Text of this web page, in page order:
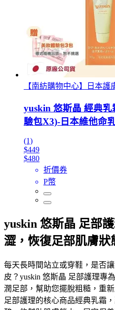
【南紡購物中心】日本護
yuskin 悠斯晶 經典
驗包X3)-日本維他命
(1)
$449
$480
折價券
P幣
yuskin 悠斯晶 足部
澀，恢復足部肌膚狀
每天長時間站立或穿鞋，是否
皮？yuskin 悠斯晶 足部護理專
潤足部，幫助您擺脫粗糙，重
足部護理的核心商品經典乳霜